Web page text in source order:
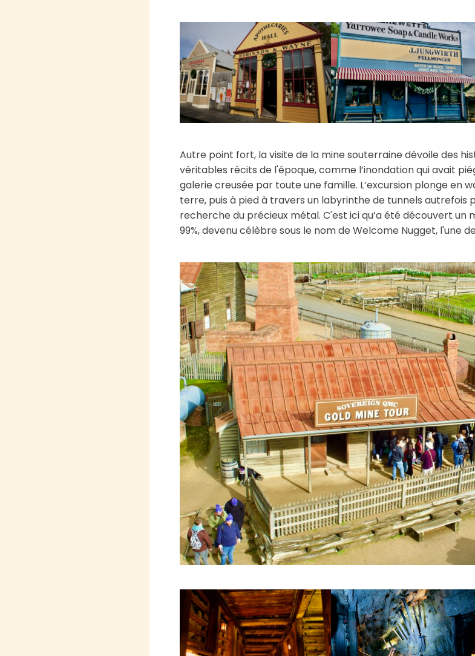
Autre point fort, la visite de la mine souterraine dévoile des
véritables récits de l'époque, comme l’inondation qui avait
galerie creusée par toute une famille. L’excursion plonge en
terre, puis à pied à travers un labyrinthe de tunnels autrefois
recherche du précieux métal. C'est ici qu’a été découvert un
99%, devenu célèbre sous le nom de Welcome Nugget, l'une